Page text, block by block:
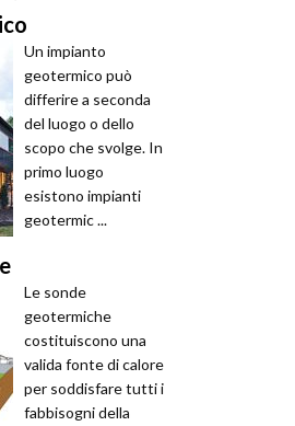
Un impianto
geotermico può
differire a seconda
del luogo o dello
scopo che svolge. In
primo luogo
esistono impianti
geotermic ...
Le sonde
geotermiche
costituiscono una
valida fonte di calore
per soddisfare tutti i
fabbisogni della